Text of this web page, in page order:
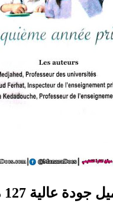
جودة عالية 127 ميغا